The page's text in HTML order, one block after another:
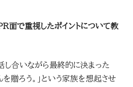
面で重視したポイントについて教
合いながら最終的に決まった
を贈ろう。」という家族を想起させ